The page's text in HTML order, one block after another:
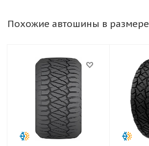
Похожие автошины в размере